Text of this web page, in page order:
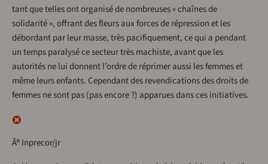
tant que telles ont organisé de nombreuses « chaînes de
solidarité », offrant des fleurs aux forces de répression et les
débordant par leur masse, très pacifiquement, ce qui a pendant
un temps paralysé ce secteur très machiste, avant que les
autorités ne lui donnent l’ordre de réprimer aussi les femmes et
même leurs enfants. Cependant des revendications des droits de
femmes ne sont pas (pas encore ?) apparues dans ces initiatives.
Â® Inprecor/jr